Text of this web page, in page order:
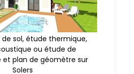
sol, étude thermique,
ou étude de
et plan de géomètre sur
Solers